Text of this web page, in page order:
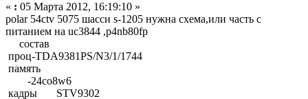
« : 05 Марта 2012, 16:19:10 »
polar 54ctv 5075 шасси s-1205 нужна схема,или часть с
питанием на uc3844 ,p4nb80fp
состав
проц-TDA9381PS/N3/1/1744
память
-24co8w6
кадры STV9302